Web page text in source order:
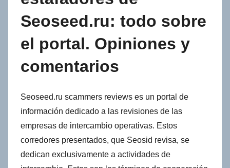
Seoseed.ru: todo sobre
el portal. Opiniones y
comentarios
Seoseed.ru scammers reviews es un portal de
información dedicado a las revisiones de las
empresas de intercambio operativas. Estos
corredores presentados, que Seosid revisa, se
dedican exclusivamente a actividades de